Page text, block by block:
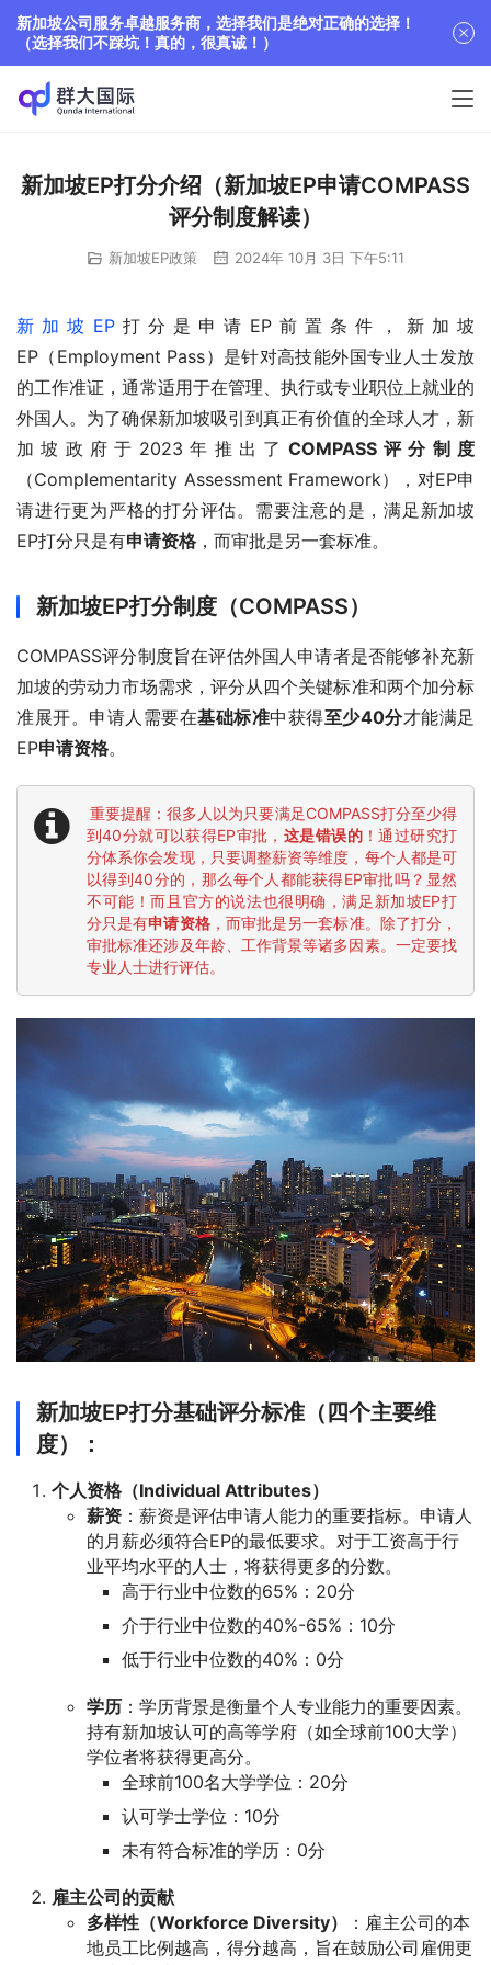
新加坡EP打分介绍（新加坡EP申请COMPASS
评分制度解读）
新加坡EP政策 2024年 10月 3日 下午5:11
新加坡EP打分是申请EP前置条件，新加坡
EP（Employment Pass）是针对高技能外国专业人士发放
的工作准证，通常适用于在管理、执行或专业职位上就业的
外国人。为了确保新加坡吸引到真正有价值的全球人才，新
加坡政府于2023年推出了 COMPASS评分制度
（Complementarity Assessment Framework），对EP申
请进行更为严格的打分评估。需要注意的是，满足新加坡
EP打分只是有申请资格 ，而审批是另一套标准。
新加坡EP打分制度（COMPASS）
COMPASS评分制度旨在评估外国人申请者是否能够补充新
加坡的劳动力市场需求，评分从四个关键标准和两个加分标
准展开。申请人需要在基础标准中获得至少40分才能满足
EP申请资格。
重要提醒：很多人以为只要满足COMPASS打分至少得
到40分就可以获得EP审批， 这是错误的！通过研究打
分体系你会发现，只要调整薪资等维度，每个人都是可
以得到40分的，那么每个人都能获得EP审批吗？显然
不可能！而且官方的说法也很明确，满足新加坡EP打
分只是有申请资格，而审批是另一套标准。除了打分，
审批标准还涉及年龄、工作背景等诸多因素。一定要找
专业人士进行评估。
新加坡EP打分基础评分标准（四个主要维
度）：
个人资格（Individual Attributes）
薪资 ：薪资是评估申请人能力的重要指标。申请人
的月薪必须符合EP的最低要求。对于工资高于行
业平均水平的人士，将获得更多的分数。
高于行业中位数的65%：20分
介于行业中位数的40%-65%：10分
低于行业中位数的40%：0分
学历 ：学历背景是衡量个人专业能力的重要因素。
持有新加坡认可的高等学府（如全球前100大学）
学位者将获得更高分。
全球前100名大学学位：20分
认可学士学位：10分
未有符合标准的学历：0分
雇主公司的贡献
多样性（Workforce Diversity）
：雇主公司的本
地员工比例越高，得分越高，旨在鼓励公司雇佣更
新加坡公司服务卓越服务商，选择我们是绝对正确的选择！
（选择我们不踩坑！真的，很真诚！）